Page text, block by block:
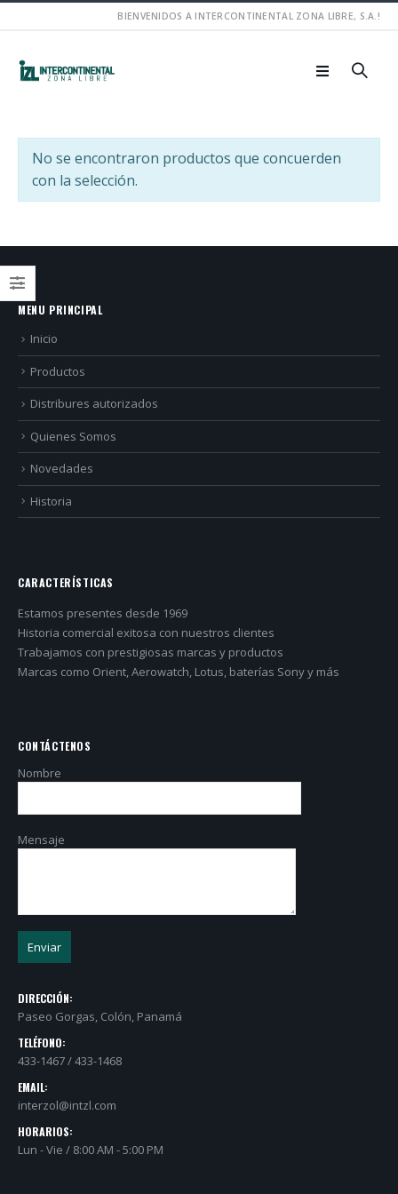
BIENVENIDOS A INTERCONTINENTAL ZONA LIBRE, S.A.!
No se encontraron productos que concuerden
con la selección.
MENU PRINCIPAL
Inicio
Productos
Distribures autorizados
Quienes Somos
Novedades
Historia
CARACTERÍSTICAS
Estamos presentes desde 1969
Historia comercial exitosa con nuestros clientes
Trabajamos con prestigiosas marcas y productos
Marcas como Orient, Aerowatch, Lotus, baterías Sony y más
CONTÁCTENOS
Nombre
Mensaje
DIRECCIÓN:
Paseo Gorgas, Colón, Panamá
TELÉFONO:
433-1467 / 433-1468
EMAIL:
interzol@intzl.com
HORARIOS:
Lun - Vie / 8:00 AM - 5:00 PM